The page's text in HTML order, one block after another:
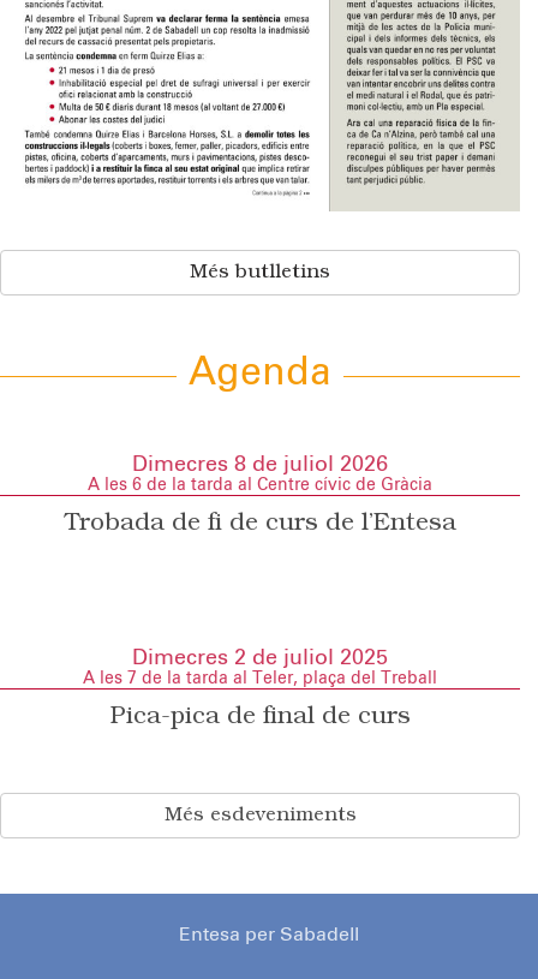
Més butlletins
Agenda
Dimecres 8 de juliol 2026
A les 6 de la tarda al Centre cívic de Gràcia
Trobada de fi de curs de l’Entesa
Dimecres 2 de juliol 2025
A les 7 de la tarda al Teler, plaça del Treball
Pica-pica de final de curs
Més esdeveniments
Entesa per Sabadell